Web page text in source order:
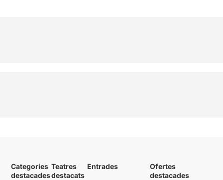
Categories
destacades
Teatres
destacats
Entrades
Ofertes
destacades